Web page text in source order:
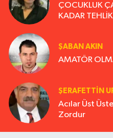
ÇOCUKLUK
KADAR
ŞABAN AKIN
AMATÖR
ŞERAFETTIN
Acılar Üst
Zordur